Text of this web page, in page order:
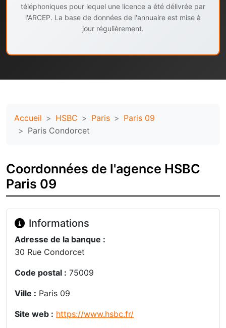
téléphoniques pour lequel une licence a été délivrée par
l'ARCEP. La base de données de l'annuaire est mise à
jour régulièrement.
Accueil HSBC Paris
Paris 09
Paris Condorcet
Coordonnées de l'agence HSBC
Paris 09
Informations
Adresse de la banque :
30 Rue Condorcet
Code postal : 75009
Ville : Paris 09
Site web : https://www.hsbc.fr/